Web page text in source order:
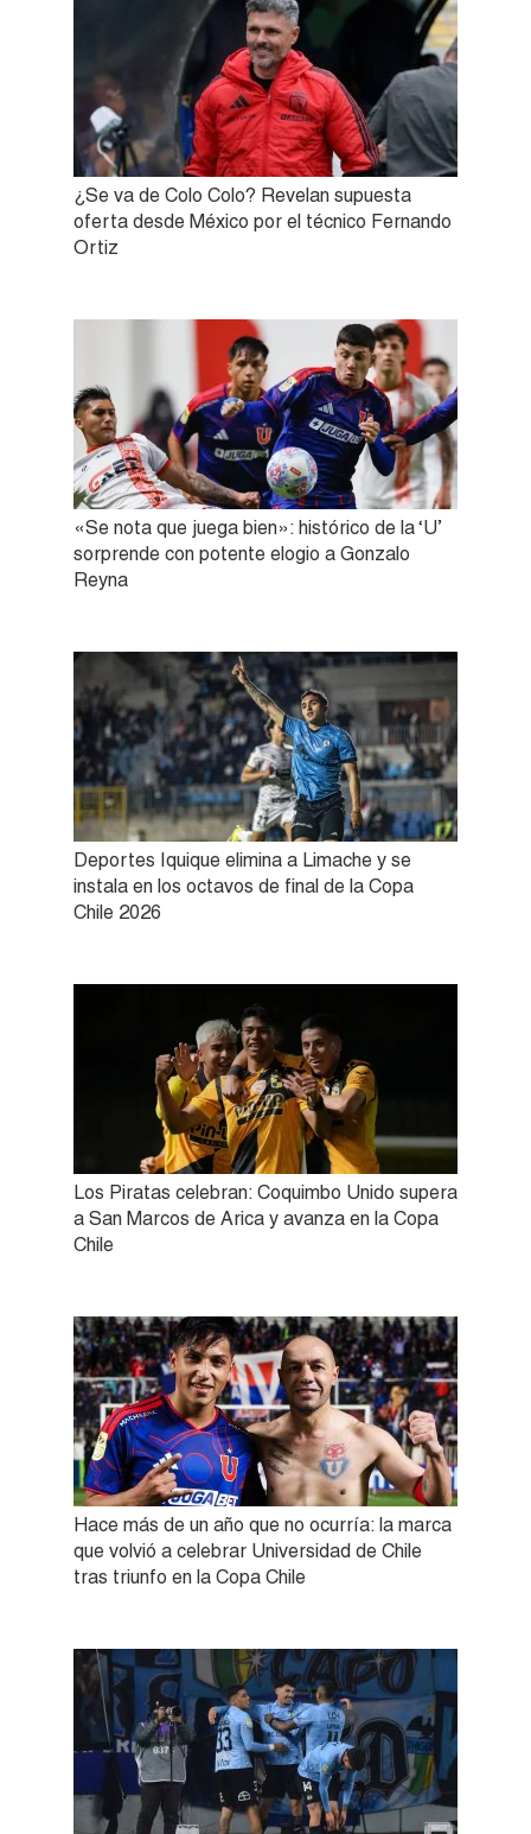
¿Se va de Colo Colo? Revelan supuesta
oferta desde México por el técnico Fernando
Ortiz
«Se nota que juega bien»: histórico de la ‘U’
sorprende con potente elogio a Gonzalo
Reyna
Deportes Iquique elimina a Limache y se
instala en los octavos de final de la Copa
Chile 2026
Los Piratas celebran: Coquimbo Unido supera
a San Marcos de Arica y avanza en la Copa
Chile
Hace más de un año que no ocurría: la marca
que volvió a celebrar Universidad de Chile
tras triunfo en la Copa Chile